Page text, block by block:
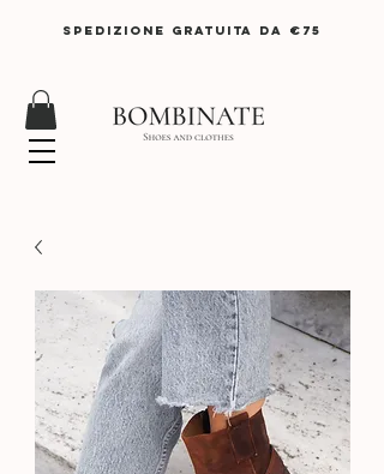
SPEDIZIONE GRATUITA DA €75